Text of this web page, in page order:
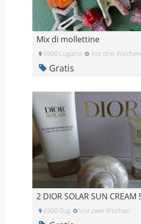
Mix di mollettine
6900 Lugano Vor drei Wochen
Gratis
6300 Zug Vor zwei Wochen